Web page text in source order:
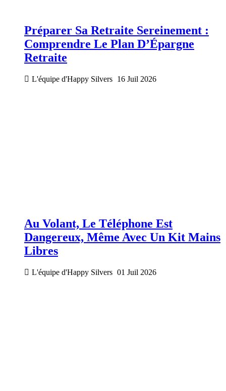
Préparer Sa Retraite Sereinement :
Comprendre Le Plan D’Épargne
Retraite
L'équipe d'Happy Silvers 16 Juil 2026
Au Volant, Le Téléphone Est
Dangereux, Même Avec Un Kit Mains
Libres
L'équipe d'Happy Silvers 01 Juil 2026